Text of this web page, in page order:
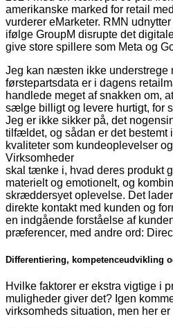
amerikanske marked for retail
vurderer eMarketer. RMN
ifølge GroupM disrupte det
give store spillere som Meta og
Jeg kan næsten ikke understrege
førstepartsdata er i dagens
handlede meget af snakken om,
sælge billigt og levere hurtigt, for
Jeg er ikke sikker på, det
tilfældet, og sådan er det bestemt
kvaliteter som kundeoplevelser
Virksomheder
skal tænke i, hvad deres produkt
materielt og emotionelt, og
skræddersyet oplevelse. Det
direkte kontakt med kunden og
en indgående forståelse af
præferencer, med andre ord:
Differentiering, kompetenceudvikling
Hvilke faktorer er ekstra vigtige i
muligheder giver det? Igen
virksomheds situation, men her